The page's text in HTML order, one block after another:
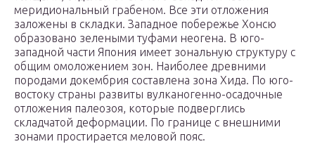
меридиональный грабеном. Все эти отложения
заложены в складки. Западное побережье Хонсю
образовано зелеными туфами неогена. В юго-
западной части Япония имеет зональную структуру с
общим омоложением зон. Наиболее древними
породами докембрия составлена зона Хида. По юго-
востоку страны развиты вулканогенно-осадочные
отложения палеозоя, которые подверглись
складчатой деформации. По границе с внешними
зонами простирается меловой пояс.